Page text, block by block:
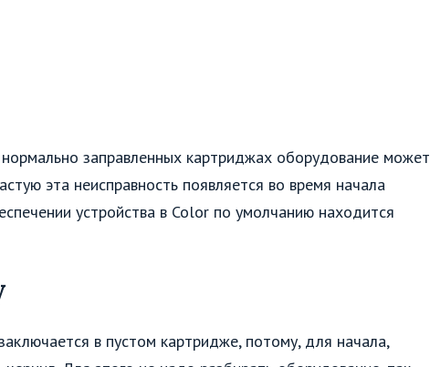
заправленных картриджах оборудование может
эта неисправность появляется во время начала
устройства в Color по умолчанию находится
в пустом картридже, потому, для начала,